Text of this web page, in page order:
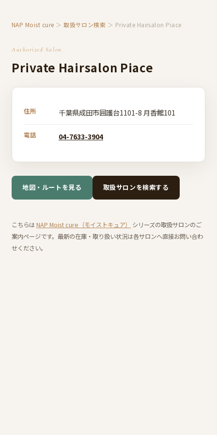
NAP Moist cure ＞取扱サロン検索 ＞ Private Hairsalon Piace
Authorized Salon
Private Hairsalon Piace
住所 千葉県成田市囲護台1101-8 月香館101
電話 04-7633-3904
地図・ルートを見る 取扱サロンを検索する
こちらはNAP Moist cure（モイストキュア）
シリーズの取扱サロンのご
案内ページです。最新の在庫・取り扱い状況は各サロンへ直接お問い合わ
せください。